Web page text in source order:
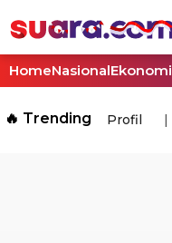
HomeNasionalEkonomi
🔥 Trending Profil